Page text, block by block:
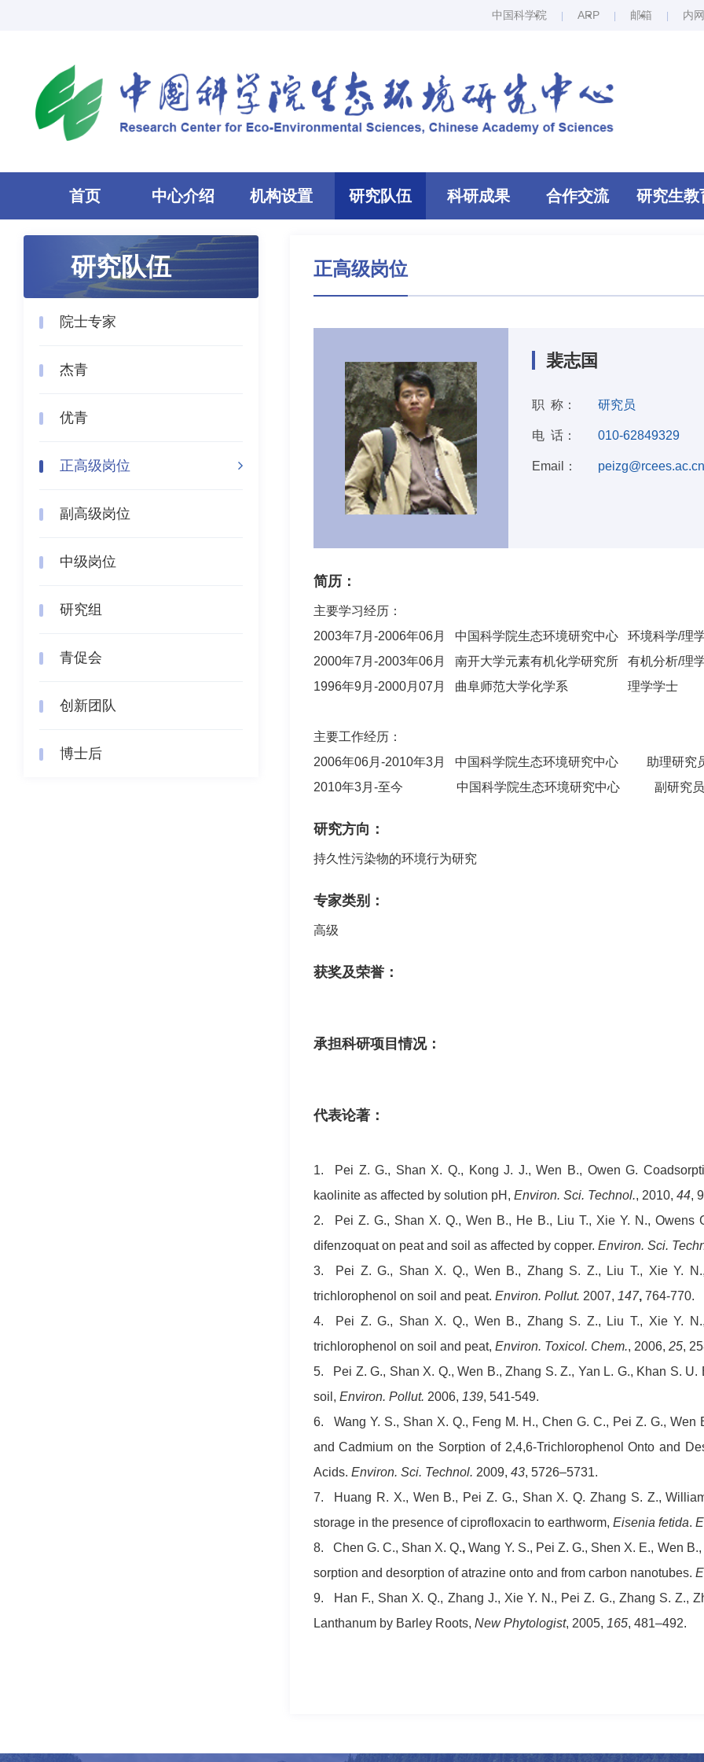
中国科学院 ARP 邮箱 内
首页 中心介绍 机构设置 研究队伍 科研成果 合作交流 研究生教
研究队伍
院士专家
杰青
优青
正高级岗位
副高级岗位
中级岗位
研究组
青促会
创新团队
博士后
正高级岗位
裴志国
职 称： 研究员
电 话： 010-62849329
Email： peizg@rcees.ac.cn
简历：
主要学习经历：
2003年7月-2006年06月 中国科学院生态环境研究中心 环境科学/理
2000年7月-2003年06月 南开大学元素有机化学研究所 有机分析/理
1996年9月-2000月07月 曲阜师范大学化学系 理学学士
主要工作经历：
2006年06月-2010年3月 中国科学院生态环境研究中心 助理研究
2010年3月-至今 中国科学院生态环境研究中心 副研究员
研究方向：
持久性污染物的环境行为研究
专家类别：
高级
获奖及荣誉：
承担科研项目情况：
代表论著：
1. Pei Z. G., Shan X. Q., Kong J. J., Wen B., Owen G.
kaolinite as affected by solution pH, Environ. Sci. Technol., 2010, 44,
2. Pei Z. G., Shan X. Q., Wen B., He B., Liu T., Xie Y. N., Owens
difenzoquat on peat and soil as affected by copper. Environ. Sci.
3. Pei Z. G., Shan X. Q., Wen B., Zhang S. Z., Liu T., Xie Y.
trichlorophenol on soil and peat. Environ. Pollut. 2007, 147, 764-770.
4. Pei Z. G., Shan X. Q., Wen B., Zhang S. Z., Liu T., Xie Y.
trichlorophenol on soil and peat, Environ. Toxicol. Chem., 2006, 25,
5. Pei Z. G., Shan X. Q., Wen B., Zhang S. Z., Yan L. G., Khan S.
soil, Environ. Pollut. 2006, 139, 541-549.
6. Wang Y. S., Shan X. Q., Feng M. H., Chen G. C., Pei Z. G., Wen
and Cadmium on the Sorption of 2,4,6-Trichlorophenol Onto and
Acids. Environ. Sci. Technol. 2009, 43, 5726–5731.
7. Huang R. X., Wen B., Pei Z. G., Shan X. Q. Zhang S. Z.,
storage in the presence of ciprofloxacin to earthworm, Eisenia fetida.
8. Chen G. C., Shan X. Q., Wang Y. S., Pei Z. G., Shen X. E., Wen
sorption and desorption of atrazine onto and from carbon nanotubes.
9. Han F., Shan X. Q., Zhang J., Xie Y. N., Pei Z. G., Zhang S. Z.,
Lanthanum by Barley Roots, New Phytologist, 2005, 165, 481–492.